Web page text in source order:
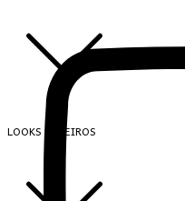
LOOKS INTEIROS